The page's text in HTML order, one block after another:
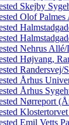
Skejby
Olof
Nehrus
Højvang,
Randersvej/
Århus
Århus
Nørreport
Emil Vetts